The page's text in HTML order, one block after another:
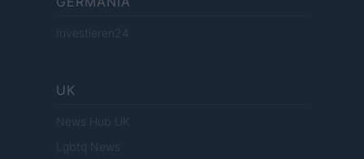
Investieren24
UK
News Hub UK
Lgbtq News